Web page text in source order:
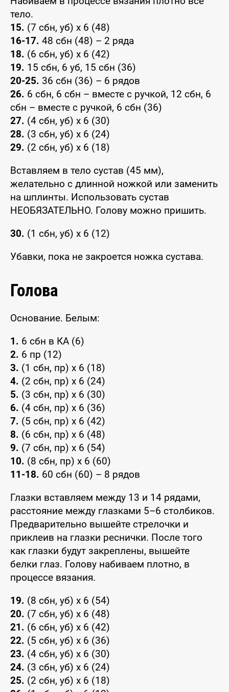
тело.
15. (7 сбн, уб) x 6 (48)
16-17. 48 сбн (48) – 2 ряда
18. (6 сбн, уб) x 6 (42)
19. 15 сбн, 6 уб, 15 сбн (36)
20-25. 36 сбн (36) – 6 рядов
26. 6 сбн, 6 сбн – вместе с ручкой, 12 сбн, 6
сбн – вместе с ручкой, 6 сбн (36)
27. (4 сбн, уб) x 6 (30)
28. (3 сбн, уб) x 6 (24)
29. (2 сбн, уб) x 6 (18)
Вставляем в тело сустав (45 мм),
желательно с длинной ножкой или заменить
на шплинты. Использовать сустав
НЕОБЯЗАТЕЛЬНО. Голову можно пришить.
30. (1 сбн, уб) x 6 (12)
Убавки, пока не закроется ножка сустава.
Голова
Основание. Белым:
1. 6 сбн в КА (6)
2. 6 пр (12)
3. (1 сбн, пр) x 6 (18)
4. (2 сбн, пр) x 6 (24)
5. (3 сбн, пр) x 6 (30)
6. (4 сбн, пр) x 6 (36)
7. (5 сбн, пр) x 6 (42)
8. (6 сбн, пр) x 6 (48)
9. (7 сбн, пр) x 6 (54)
10. (8 сбн, пр) x 6 (60)
11-18. 60 сбн (60) – 8 рядов
Глазки вставляем между 13 и 14 рядами,
расстояние между глазками 5–6 столбиков.
Предварительно вышейте стрелочки и
приклеив на глазки реснички. После того
как глазки будут закреплены, вышейте
белки глаз. Голову набиваем плотно, в
процессе вязания.
19. (8 сбн, уб) x 6 (54)
20. (7 сбн, уб) x 6 (48)
21. (6 сбн, уб) x 6 (42)
22. (5 сбн, уб) x 6 (36)
23. (4 сбн, уб) x 6 (30)
24. (3 сбн, уб) x 6 (24)
25. (2 сбн, уб) x 6 (18)